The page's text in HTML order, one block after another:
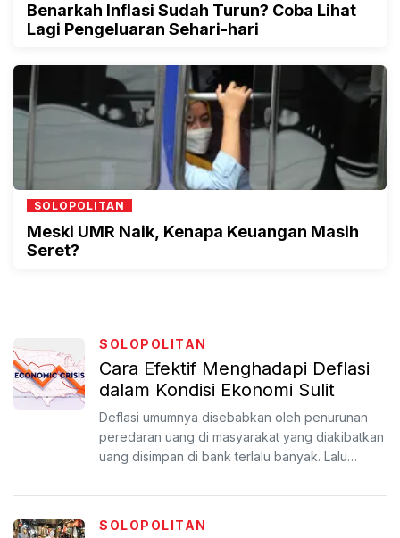
Benarkah Inflasi Sudah Turun? Coba Lihat
Lagi Pengeluaran Sehari-hari
SOLOPOLITAN
Meski UMR Naik, Kenapa Keuangan Masih
Seret?
SOLOPOLITAN
Cara Efektif Menghadapi Deflasi
dalam Kondisi Ekonomi Sulit
Deflasi umumnya disebabkan oleh penurunan
peredaran uang di masyarakat yang diakibatkan
uang disimpan di bank terlalu banyak. Lalu
SOLOPOLITAN